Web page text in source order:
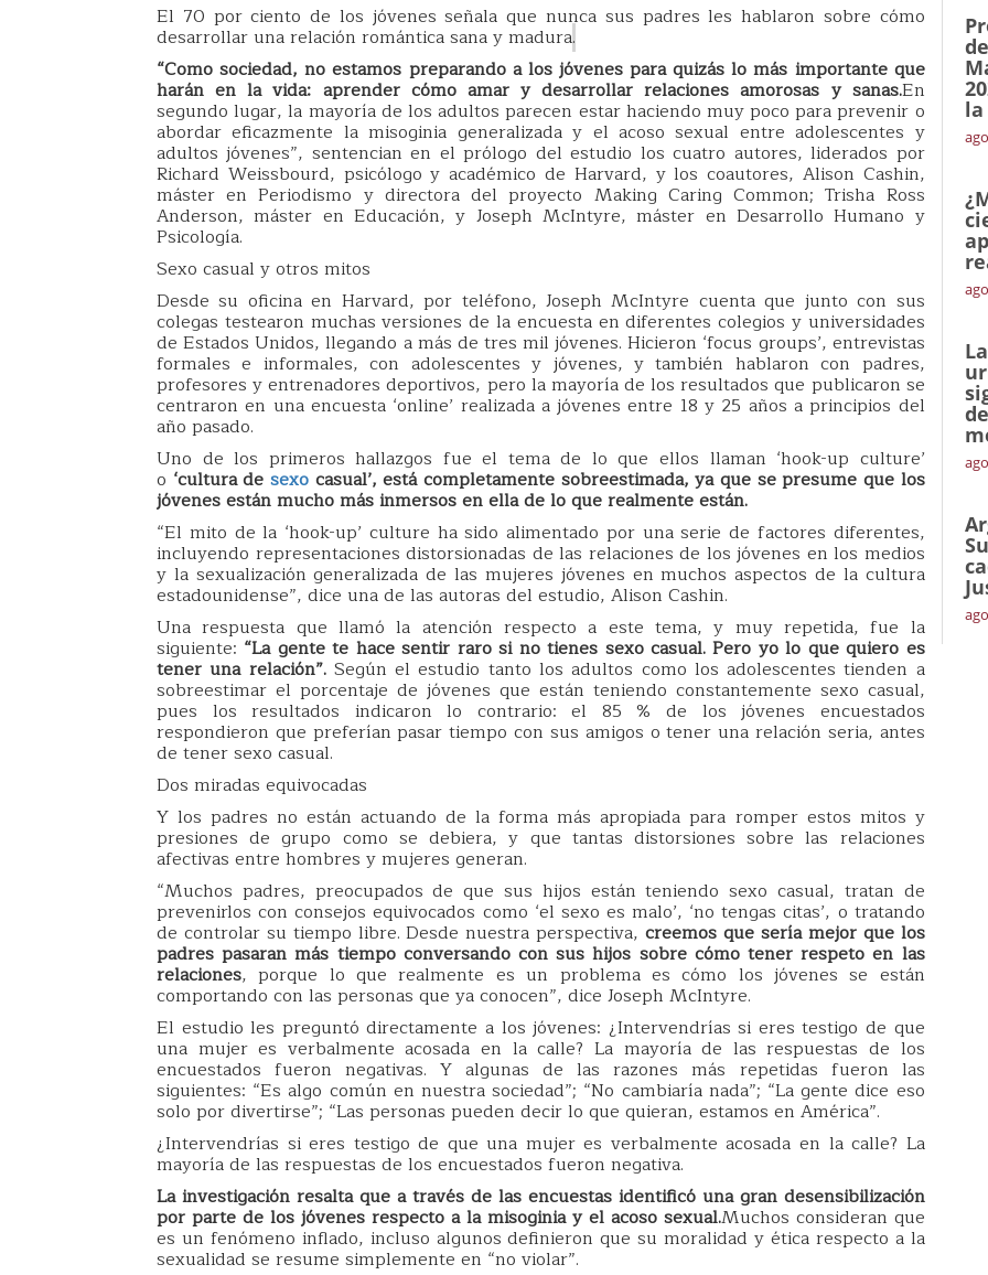
El 70 por ciento de los jóvenes señala que nunca sus padres les hablaron sobre cómo
desarrollar una relación romántica sana y madura.
“Como sociedad, no estamos preparando a los jóvenes para quizás lo más importante que
harán en la vida: aprender cómo amar y desarrollar relaciones amorosas y sanas.En
segundo lugar, la mayoría de los adultos parecen estar haciendo muy poco para prevenir o
abordar eficazmente la misoginia generalizada y el acoso sexual entre adolescentes y
adultos jóvenes”, sentencian en el prólogo del estudio los cuatro autores, liderados por
Richard Weissbourd, psicólogo y académico de Harvard, y los coautores, Alison Cashin,
máster en Periodismo y directora del proyecto Making Caring Common; Trisha Ross
Anderson, máster en Educación, y Joseph McIntyre, máster en Desarrollo Humano y
Psicología.
Sexo casual y otros mitos
Desde su oficina en Harvard, por teléfono, Joseph McIntyre cuenta que junto con sus
colegas testearon muchas versiones de la encuesta en diferentes colegios y universidades
de Estados Unidos, llegando a más de tres mil jóvenes. Hicieron ‘focus groups’, entrevistas
formales e informales, con adolescentes y jóvenes, y también hablaron con padres,
profesores y entrenadores deportivos, pero la mayoría de los resultados que publicaron se
centraron en una encuesta ‘online’ realizada a jóvenes entre 18 y 25 años a principios del
año pasado.
Uno de los primeros hallazgos fue el tema de lo que ellos llaman ‘hook-up culture’
o ‘cultura desexo casual’, está completamente sobreestimada, ya que se presume que los
jóvenes están mucho más inmersos en ella de lo que realmente están.
“El mito de la ‘hook-up’ culture ha sido alimentado por una serie de factores diferentes,
incluyendo representaciones distorsionadas de las relaciones de los jóvenes en los medios
y la sexualización generalizada de las mujeres jóvenes en muchos aspectos de la cultura
estadounidense”, dice una de las autoras del estudio, Alison Cashin.
Una respuesta que llamó la atención respecto a este tema, y muy repetida, fue la
siguiente: “La gente te hace sentir raro si no tienes sexo casual. Pero yo lo que quiero es
tener una relación”.Según el estudio tanto los adultos como los adolescentes tienden a
sobreestimar el porcentaje de jóvenes que están teniendo constantemente sexo casual,
pues los resultados indicaron lo contrario: el 85 % de los jóvenes encuestados
respondieron que preferían pasar tiempo con sus amigos o tener una relación seria, antes
de tener sexo casual.
Dos miradas equivocadas
Y los padres no están actuando de la forma más apropiada para romper estos mitos y
presiones de grupo como se debiera, y que tantas distorsiones sobre las relaciones
afectivas entre hombres y mujeres generan.
“Muchos padres, preocupados de que sus hijos están teniendo sexo casual, tratan de
prevenirlos con consejos equivocados como ‘el sexo es malo’, ‘no tengas citas’, o tratando
de controlar su tiempo libre. Desde nuestra perspectiva, creemos que sería mejor que los
padres pasaran más tiempo conversando con sus hijos sobre cómo tener respeto en las
relaciones, porque lo que realmente es un problema es cómo los jóvenes se están
comportando con las personas que ya conocen”, dice Joseph McIntyre.
El estudio les preguntó directamente a los jóvenes: ¿Intervendrías si eres testigo de que
una mujer es verbalmente acosada en la calle? La mayoría de las respuestas de los
encuestados fueron negativas. Y algunas de las razones más repetidas fueron las
siguientes: “Es algo común en nuestra sociedad”; “No cambiaría nada”; “La gente dice eso
solo por divertirse”; “Las personas pueden decir lo que quieran, estamos en América”.
¿Intervendrías si eres testigo de que una mujer es verbalmente acosada en la calle? La
mayoría de las respuestas de los encuestados fueron negativa.
La investigación resalta que a través de las encuestas identificó una gran desensibilización
por parte de los jóvenes respecto a la misoginia y el acoso sexual.Muchos consideran que
es un fenómeno inflado, incluso algunos definieron que su moralidad y ética respecto a la
sexualidad se resume simplemente en “no violar”.
la